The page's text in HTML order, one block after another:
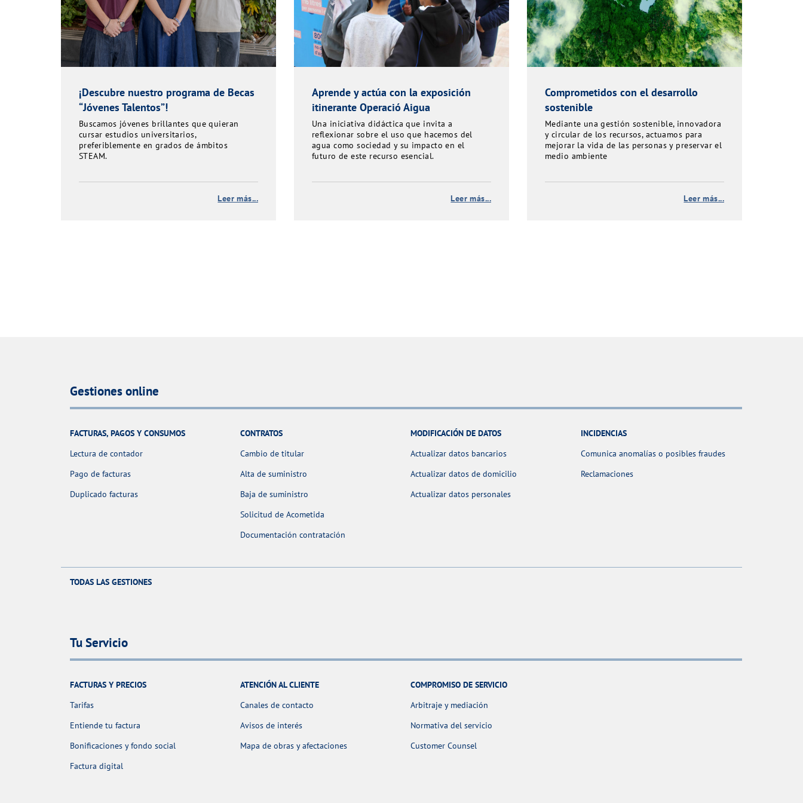
¡Descubre nuestro programa de Becas
“Jóvenes Talentos”!
Buscamos jóvenes brillantes que quieran
cursar estudios universitarios,
preferiblemente en grados de ámbitos
STEAM.
Leer más...
Aprende y actúa con la exposición
itinerante Operació Aigua
Una iniciativa didáctica que invita a
reflexionar sobre el uso que hacemos del
agua como sociedad y su impacto en el
futuro de este recurso esencial.
Leer más...
Comprometidos con el desarrollo
sostenible
Mediante una gestión sostenible, innovadora
y circular de los recursos, actuamos para
mejorar la vida de las personas y preservar el
medio ambiente
Leer más...
Gestiones online
FACTURAS, PAGOS Y CONSUMOS
Lectura de contador
Pago de facturas
Duplicado facturas
CONTRATOS
Cambio de titular
Alta de suministro
Baja de suministro
Solicitud de Acometida
Documentación contratación
MODIFICACIÓN DE DATOS
Actualizar datos bancarios
Actualizar datos de domicilio
Actualizar datos personales
INCIDENCIAS
Comunica anomalías o posibles fraudes
Reclamaciones
TODAS LAS GESTIONES
Tu Servicio
FACTURAS Y PRECIOS
Tarifas
Entiende tu factura
Bonificaciones y fondo social
Factura digital
ATENCIÓN AL CLIENTE
Canales de contacto
Avisos de interés
Mapa de obras y afectaciones
COMPROMISO DE SERVICIO
Arbitraje y mediación
Normativa del servicio
Customer Counsel